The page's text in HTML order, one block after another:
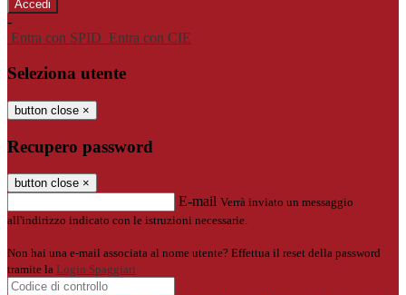
-
Entra con SPID Entra con CIE
Seleziona utente
button close ×
Recupero password
button close ×
E-mail Verrà inviato un messaggio
all'indirizzo indicato con le istruzioni necessarie.
Non hai una e-mail associata al nome utente? Effettua il reset della password
tramite la Login Spaggiari